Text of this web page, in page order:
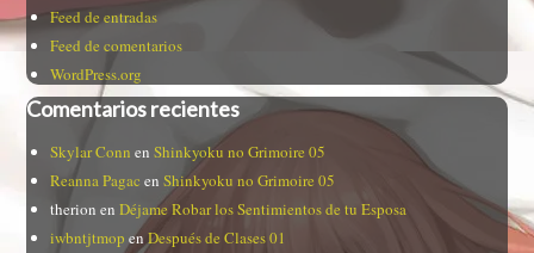
Feed de entradas
Feed de comentarios
WordPress.org
Comentarios recientes
Skylar Conn enShinkyoku no Grimoire 05
Reanna Pagac enShinkyoku no Grimoire 05
therion enDéjame Robar los Sentimientos de tu Esposa
iwbntjtmop enDespués de Clases 01